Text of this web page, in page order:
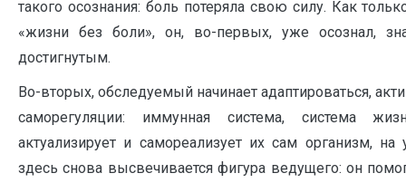
такого осознания: боль потеряла свою силу. Как
«жизни без боли», он, во-первых, уже осознал,
достигнутым.
Во-вторых, обследуемый начинает адаптироваться,
саморегуляции: иммунная система, система
актуализирует и самореализует их сам организм, на
здесь снова высвечивается фигура ведущего: он